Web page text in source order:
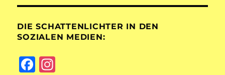
DIE SCHATTENLICHTER IN DEN
SOZIALEN MEDIEN:
F